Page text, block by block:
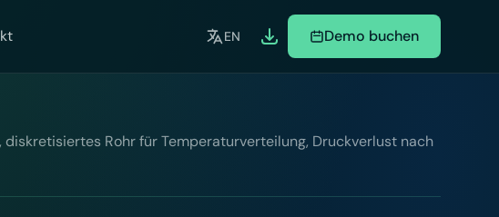
EN Demo buchen
Rohr für Temperaturverteilung, Druckverlust nach